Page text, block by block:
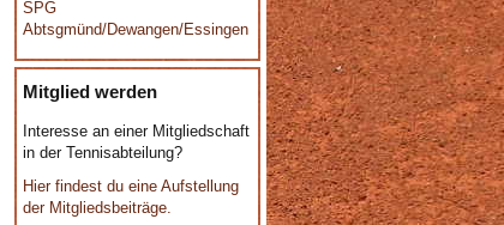
SPG
Abtsgmünd/Dewangen/Essingen
Mitglied werden
Interesse an einer Mitgliedschaft
in der Tennisabteilung?
Hier findest du eine Aufstellung
der Mitgliedsbeiträge.